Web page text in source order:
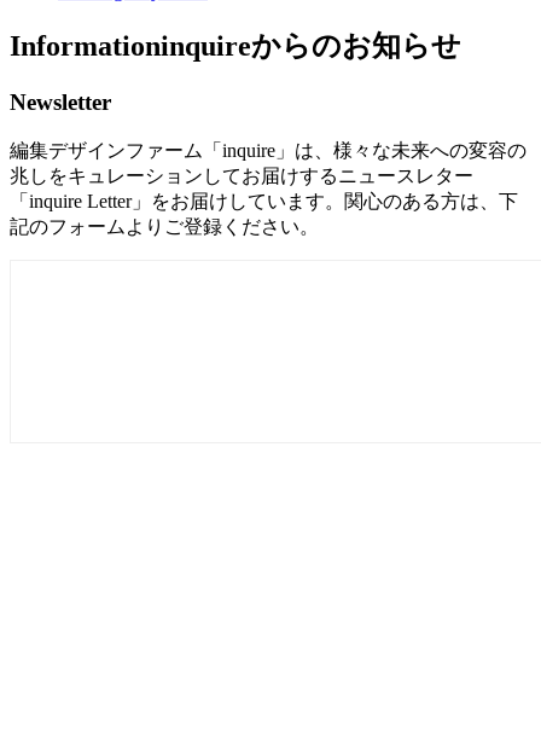
Informationinquireからのお知らせ
Newsletter
編集デザインファーム「inquire」は、様々な未来への変容の
兆しをキュレーションしてお届けするニュースレター
「inquire Letter」をお届けしています。関心のある方は、下
記のフォームよりご登録ください。